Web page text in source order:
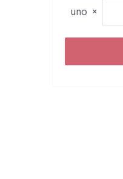
uno ×